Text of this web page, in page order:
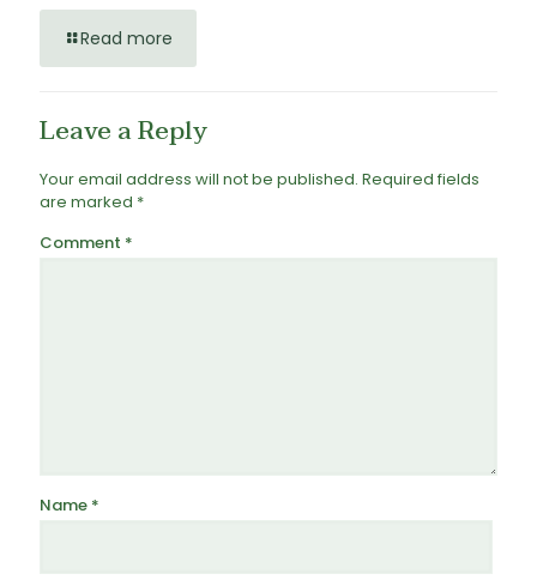
Read more
Leave a Reply
Your email address will not be published. Required fields
are marked *
Comment *
Name *